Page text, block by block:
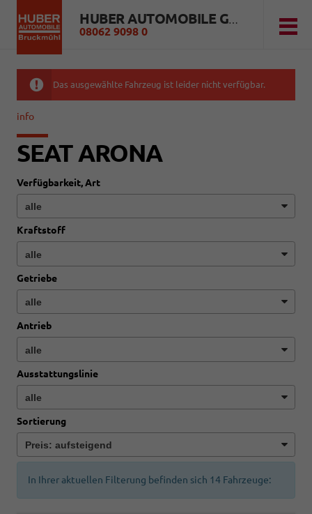
HUBER AUTOMOBILE GMBH
08062 9098 0
Das ausgewählte Fahrzeug ist leider nicht verfügbar.
info
SEAT ARONA
Verfügbarkeit, Art
Kraftstoff
Getriebe
Antrieb
Ausstattungslinie
Sortierung
In Ihrer aktuellen Filterung befinden sich 14 Fahrzeuge: